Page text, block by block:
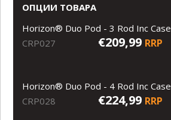
ОПЦИИ ТОВАРА
Horizon® Duo Pod - 3 Rod Inc Case
CRP027
€209,99 RRP
Horizon® Duo Pod - 4 Rod Inc Case
CRP028
€224,99 RRP